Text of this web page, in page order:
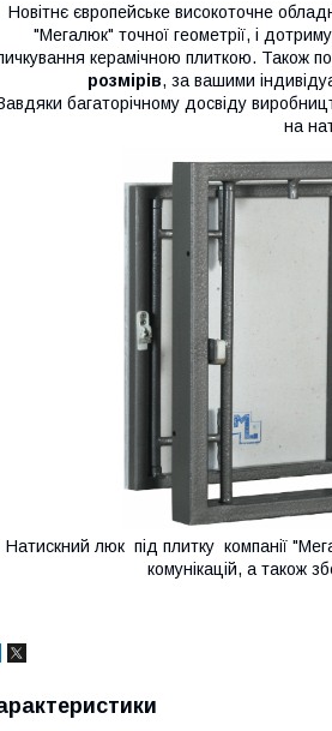
Новітнє європейське високоточне
"Мегалюк" точної геометрії, і
керамічною плиткою. Також
розмірів, за вашими
багаторічному досвіду
на
Натискний люк під плитку компанії
комунікацій, а також